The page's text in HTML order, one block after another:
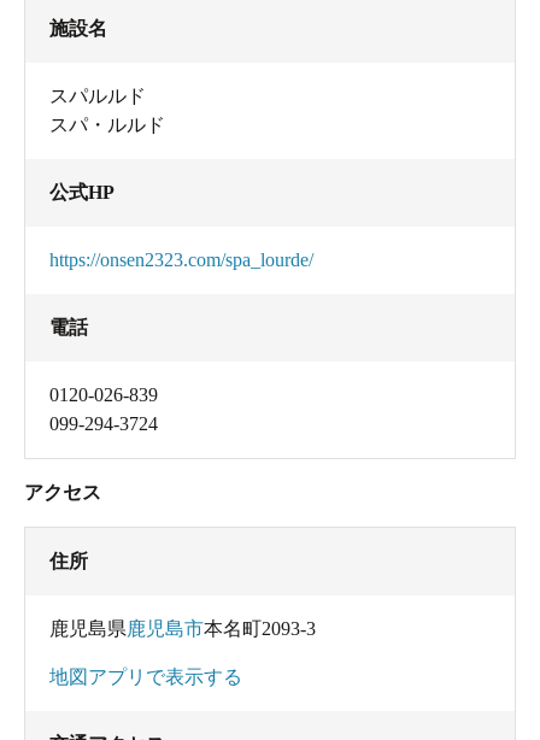
施設名
スパルルド
スパ・ルルド
公式HP
https://onsen2323.com/spa_lourde/
電話
0120-026-839
099-294-3724
アクセス
住所
鹿児島県鹿児島市本名町2093-3
地図アプリで表示する